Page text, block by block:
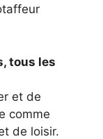
tous les
et de
comme
de loisir.